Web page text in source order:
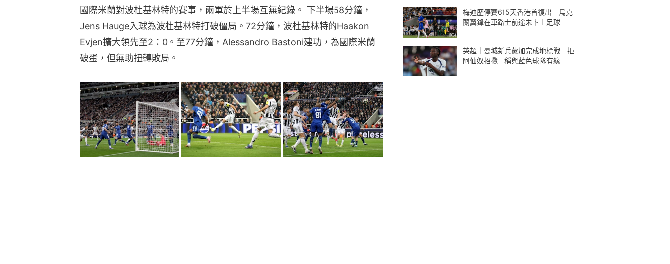
國際米蘭對波杜基林特的賽事，兩軍於上半場互無紀錄。 下半場58分鐘，
Jens Hauge入球為波杜基林特打破僵局。72分鐘，波杜基林特的Haakon
Evjen擴大領先至2：0。至77分鐘，Alessandro Bastoni建功，為國際米蘭
破蛋，但無助扭轉敗局。
梅迪歷停賽615天香港首復出 烏克
蘭翼鋒在車路士前途未卜︱足球
英超｜曼城新兵蒙加完成地標戰 拒
阿仙奴招攬 稱與藍色球隊有緣